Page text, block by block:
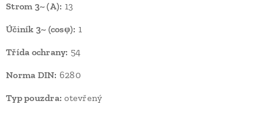
Strom 3~ (A): 13
Účiník 3~ (cosφ): 1
Třída ochrany: 54
Norma DIN: 6280
Typ pouzdra: otevřený